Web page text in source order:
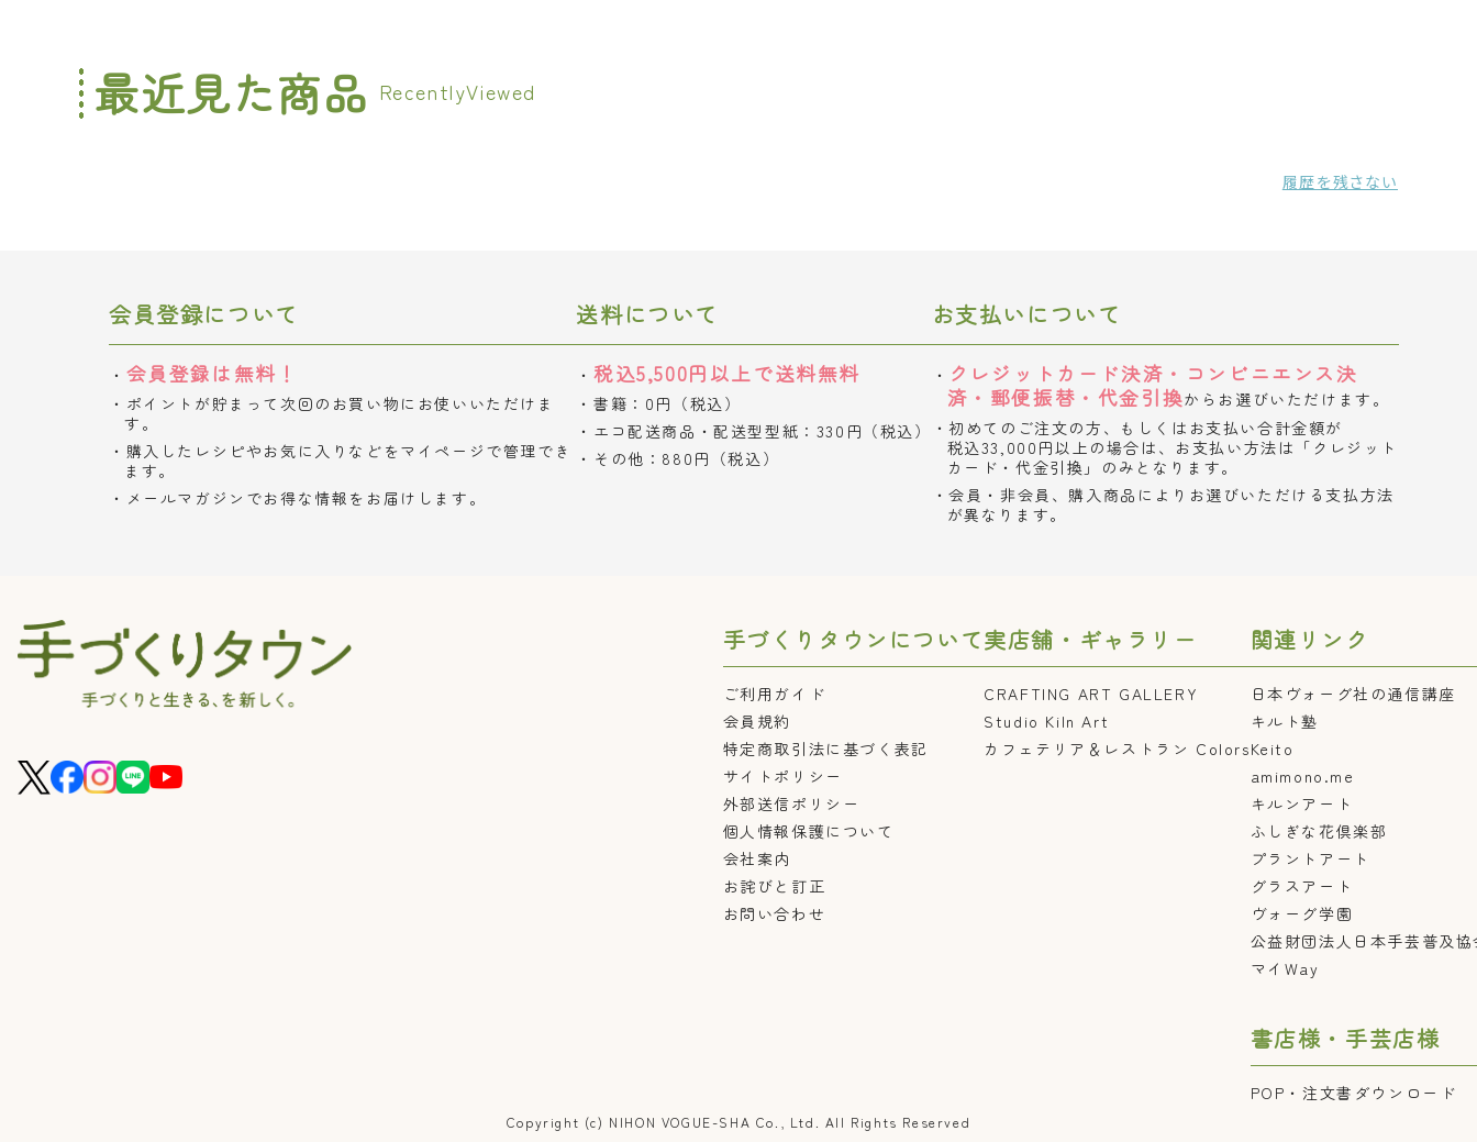
最近見た商品
履歴を残さない
会員登録について
会員登録は無料！
ポイントが貯まって次回のお買い物にお使いいただけま
す。
購入したレシピやお気に入りなどをマイページで管理でき
ます。
メールマガジンでお得な情報をお届けします。
送料について
税込5,500円以上で送料無料
書籍：0円（税込）
エコ配送商品・配送型型紙：330円（税込）
その他：880円（税込）
お支払いについて
クレジットカード決済・コンビニエンス決
済・郵便振替・代金引換からお選びいただけます。
初めてのご注文の方、もしくはお支払い合計金額が
税込33,000円以上の場合は、お支払い方法は「クレジット
カード・代金引換」のみとなります。
会員・非会員、購入商品によりお選びいただける支払方法
が異なります。
手づくりタウンについて
ご利用ガイド
会員規約
特定商取引法に基づく表記
サイトポリシー
外部送信ポリシー
個人情報保護について
会社案内
お詫びと訂正
お問い合わせ
実店舗・ギャラリー
CRAFTING ART GALLERY
Studio Kiln Art
カフェテリア＆レストラン Colors
関連リンク
日本ヴォーグ社の通信講座
キルト塾
Keito
amimono.me
キルンアート
ふしぎな花倶楽部
プラントアート
グラスアート
ヴォーグ学園
公益財団法人日本手芸普及協
マイWay
書店様・手芸店様
POP・注文書ダウンロード
Copyright (c) NIHON VOGUE-SHA Co., Ltd. All Rights Reserved